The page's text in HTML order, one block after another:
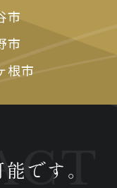
市
市
根市
です。